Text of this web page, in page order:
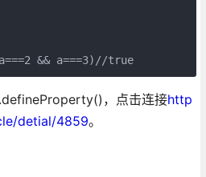
&& a===3)//true
，点击连接http
detial/4859。